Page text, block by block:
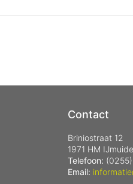
Contact
Briniostraat 12
1971 HM
Telefoon: (0255)
Email: